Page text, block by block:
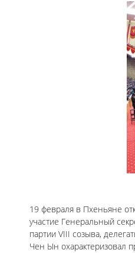
19 февраля в Пхеньяне
участие Генеральный
партии VIII созыва,
Чен Ын охарактеризовал